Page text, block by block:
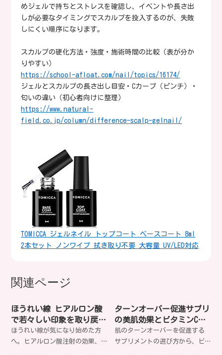
めジェルで持ちとストレスを確認し、イベントや長さ出
しが必要なタイミングでスカルプを投入するのが、失敗
しにくい順序になります。
スカルプの硬化方法・強度・施術時間の比較（表が分か
りやすい）
https://school-afloat.com/nail/topics/16174/
ジェルとスカルプの長さ出し目安・Cカーブ（ピンチ）・
匂いの違い（初心者向けに整理）
https://www.natural-
field.co.jp/column/difference-scalp-gelnail/
TOMICCA ジェルネイル トップコート ベースコート 8ml
2本セット ノンワイプ 拭き取り不要 大容量 UV/LED対応
関連ページ
ほうれい線 ヒアルロン酸
で若々しい印象を取り戻す
完全ガイド
ほうれい線が気になり始めた方
へ。ヒアルロン酸注射の効果、
ターンオーバー促進サプリ
の美肌効果とビタミンC・
亜鉛の選び方
肌のターンオーバーを促進する
サプリメントの選び方から、ビ